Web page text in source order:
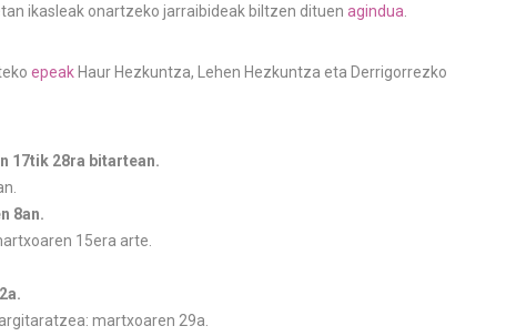
ikasleak onartzeko jarraibideak biltzen dituen agindua
epeak Haur Hezkuntza, Lehen Hezkuntza eta Derrigorrezko
17tik 28ra bitartean.
8an.
15era arte.
martxoaren 29a.